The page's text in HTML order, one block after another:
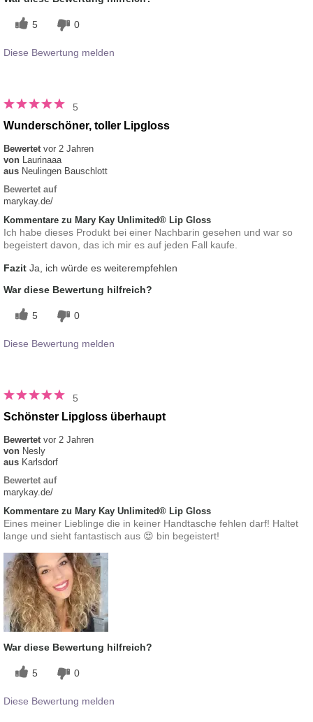
5 0
Diese Bewertung melden
5
Wunderschöner, toller Lipgloss
Bewertet vor 2 Jahren
von Laurinaaa
aus Neulingen Bauschlott
Bewertet auf
marykay.de/
Kommentare zu Mary Kay Unlimited® Lip Gloss
Ich habe dieses Produkt bei einer Nachbarin gesehen und war so
begeistert davon, das ich mir es auf jeden Fall kaufe.
Fazit Ja, ich würde es weiterempfehlen
War diese Bewertung hilfreich?
5 0
Diese Bewertung melden
5
Schönster Lipgloss überhaupt
Bewertet vor 2 Jahren
von Nesly
aus Karlsdorf
Bewertet auf
marykay.de/
Kommentare zu Mary Kay Unlimited® Lip Gloss
Eines meiner Lieblinge die in keiner Handtasche fehlen darf! Haltet
lange und sieht fantastisch aus 😍 bin begeistert!
War diese Bewertung hilfreich?
5 0
Diese Bewertung melden